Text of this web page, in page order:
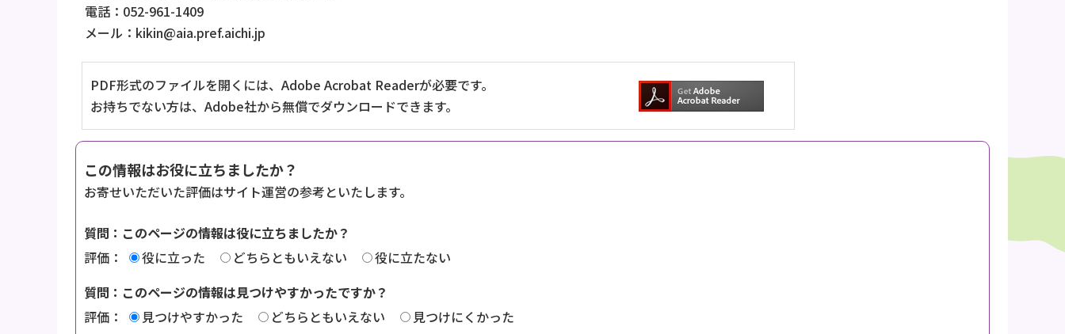
電話：052-961-1409
メール：kikin@aia.pref.aichi.jp
PDF形式のファイルを開くには、Adobe Acrobat Readerが必要です。
お持ちでない方は、Adobe社から無償でダウンロードできます。
この情報はお役に立ちましたか？
お寄せいただいた評価はサイト運営の参考といたします。
質問：このページの情報は役に立ちましたか？
評価：
役に立った どちらともいえない
役に立たない
質問：このページの情報は見つけやすかったですか？
評価：
見つけやすかった どちらともいえない 見つけにくかった